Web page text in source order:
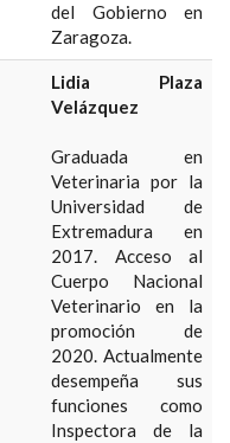
del Gobierno en
Zaragoza.
Lidia Plaza
Velázquez
Graduada en
Veterinaria por la
Universidad de
Extremadura en
2017. Acceso al
Cuerpo Nacional
Veterinario en la
promoción de
2020. Actualmente
desempeña sus
funciones como
Inspectora de la